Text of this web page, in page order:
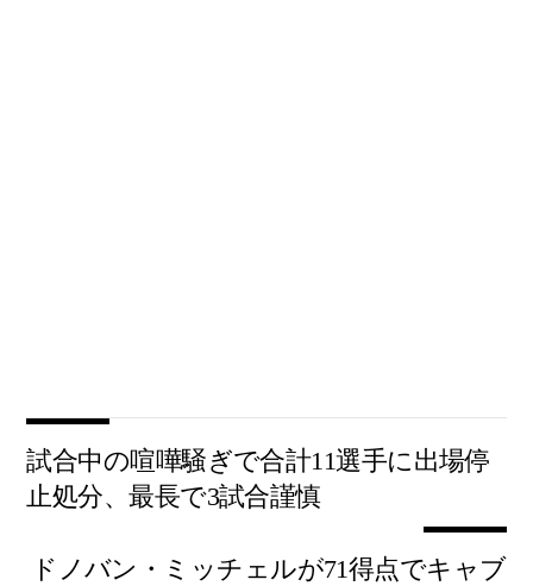
試合中の喧嘩騒ぎで合計11選手に出場停
止処分、最長で3試合謹慎
ドノバン・ミッチェルが71得点でキャブ